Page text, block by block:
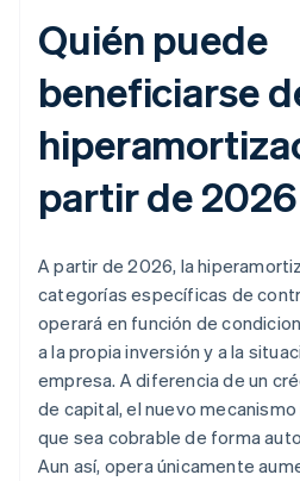
Quién puede
beneficiarse
partir de 2026
A partir de 2026, la
categorías específicas de
operará en función de
a la propia inversión y a la
empresa. A diferencia de un
de capital, el nuevo
que sea cobrable de forma
Aun así, opera únicamente